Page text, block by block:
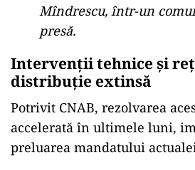
Mîndrescu, într-un
presă.
Intervenții tehnice și
distribuție extinsă
Potrivit CNAB, rezolvarea
accelerată în ultimele luni,
preluarea mandatului